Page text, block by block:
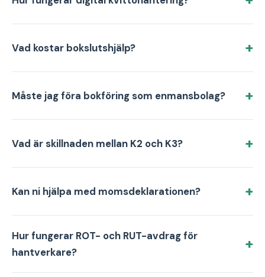
Vad kostar bokslutshjälp?
Måste jag föra bokföring som enmansbolag?
Vad är skillnaden mellan K2 och K3?
Kan ni hjälpa med momsdeklarationen?
Hur fungerar ROT- och RUT-avdrag för
hantverkare?